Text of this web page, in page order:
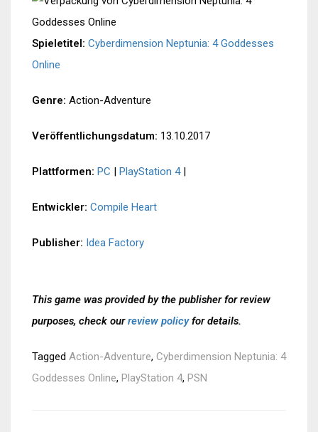
Spieletitel: Cyberdimension Neptunia: 4 Goddesses
Online
Genre: Action-Adventure
Veröffentlichungsdatum: 13.10.2017
Plattformen: PC | PlayStation 4|
Entwickler: Compile Heart
Publisher: Idea Factory
This game was provided by the publisher for review
purposes, check ourreview policyfor details.
Tagged Action-Adventure, Cyberdimension Neptunia: 4
Goddesses Online, PlayStation 4, PSN